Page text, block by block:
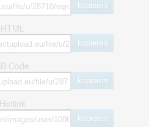
kopieren
HTML
kopieren
Code
kopieren
Hotlink
kopieren